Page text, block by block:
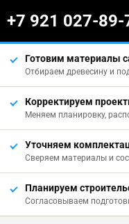
+7 921 027-89-
Готовим материалы
Отбираем древесину и
Корректируем
Меняем планировку,
Уточняем
Сверяем материалы и
Планируем
Согласовываем